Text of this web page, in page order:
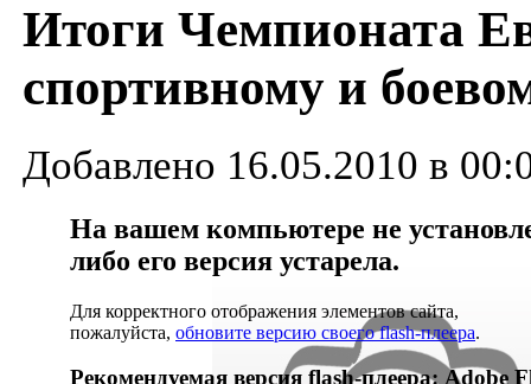
Итоги Чемпионата
спортивному и
Добавлено 16.05.2010 в
На вашем компьютере не
либо его версия устарела.
Для корректного отображения элементов сайта,
пожалуйста, обновите версию своего flash-плеера.
Рекомендуемая версия flash-плеера: Adobe